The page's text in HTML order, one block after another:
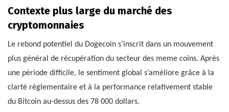
Contexte plus large du marché des
cryptomonnaies
Le rebond potentiel du Dogecoin s’inscrit dans un mouvement
plus général de récupération du secteur des meme coins. Après
une période difficile, le sentiment global s’améliore grâce à la
clarté réglementaire et à la performance relativement stable
du Bitcoin au-dessus des 78 000 dollars.